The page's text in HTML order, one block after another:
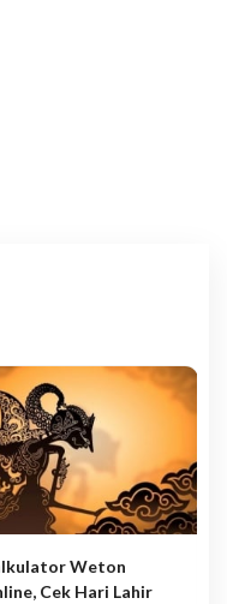
Weton
Cek Hari Lahir